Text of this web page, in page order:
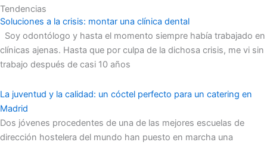
Tendencias
Soluciones a la crisis: montar una clínica dental
Soy odontólogo y hasta el momento siempre había trabajado en
clínicas ajenas. Hasta que por culpa de la dichosa crisis, me vi sin
trabajo después de casi 10 años
La juventud y la calidad: un cóctel perfecto para un catering en
Madrid
Dos jóvenes procedentes de una de las mejores escuelas de
dirección hostelera del mundo han puesto en marcha una